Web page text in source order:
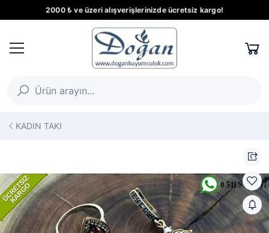
2000 ₺ ve üzeri alışverişlerinizde ücretsiz kargo!
KADIN TAKI